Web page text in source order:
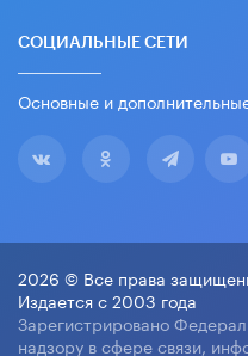
СОЦИАЛЬНЫЕ СЕТИ
Основные и
2026 © Все права
Издается с 2003 года
Зарегистрировано
надзору в сфере связи,